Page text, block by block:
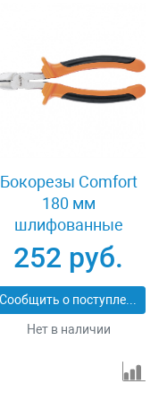
Бокорезы Comfort
180 мм
шлифованные
двухкомпонентные
рукоятки Sparta
17568
252 руб.
Сообщить о поступлении
Нет в наличии